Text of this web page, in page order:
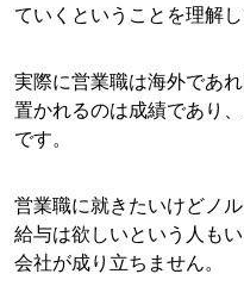
ていくということを理解
実際に営業職は海外であ
置かれるのは成績であり
です。
営業職に就きたいけどノ
給与は欲しいという人も
会社が成り立ちません。